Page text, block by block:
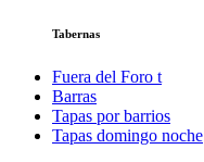
Tabernas
Fuera del Foro t
Barras
Tapas por barrios
Tapas domingo noche